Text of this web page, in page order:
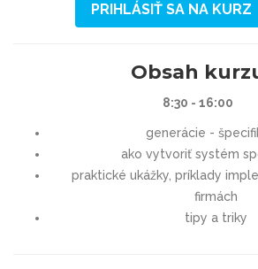
PRIHLÁSIŤ SA NA KURZ
Obsah
8:30 - 16:00
generácie -
ako vytvoriť systém
praktické ukážky, príklady
firmách
tipy a triky